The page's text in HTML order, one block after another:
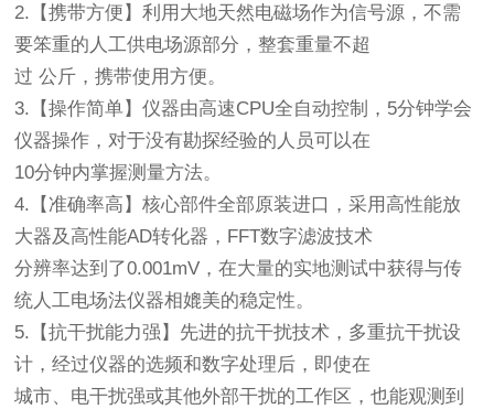
2.【携带方便】利用大地天然电磁场作为信号源，不需
要笨重的人工供电场源部分，整套重量不超
过 公斤，携带使用方便。
3.【操作简单】仪器由高速CPU全自动控制，5分钟学会
仪器操作，对于没有勘探经验的人员可以在
10分钟内掌握测量方法。
4.【准确率高】核心部件全部原装进口，采用高性能放
大器及高性能AD转化器，FFT数字滤波技术
分辨率达到了0.001mV，在大量的实地测试中获得与传
统人工电场法仪器相媲美的稳定性。
5.【抗干扰能力强】先进的抗干扰技术，多重抗干扰设
计，经过仪器的选频和数字处理后，即使在
城市、电干扰强或其他外部干扰的工作区，也能观测到